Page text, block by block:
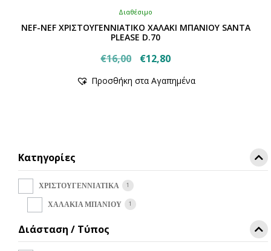
Διαθέσιμο
NEF-NEF ΧΡΙΣΤΟΥΓΕΝΝΙΑΤΙΚΟ ΧΑΛΑΚΙ ΜΠΑΝΙΟΥ SANTA
PLEASE D.70
€16,00
Original
was:
€12,80Η
τιμή
το
μπορούν
στη
Προσθήκη στα Αγαπημένα
Κατηγορίες
ΧΡΙΣΤΟΥΓΕΝΝΙΑΤΙΚΑ 1
ΧΑΛΑΚΙΑ ΜΠΑΝΙΟΥ 1
Διάσταση / Τύπος